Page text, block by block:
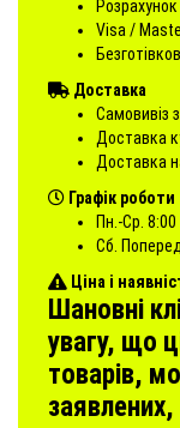
Visa /
Доставка
Самовивіз
Доставка
Доставка
Графік роботи
Пн.-Ср. 8:00
Сб.
Ціна і
Шановні
увагу, що
товарів,